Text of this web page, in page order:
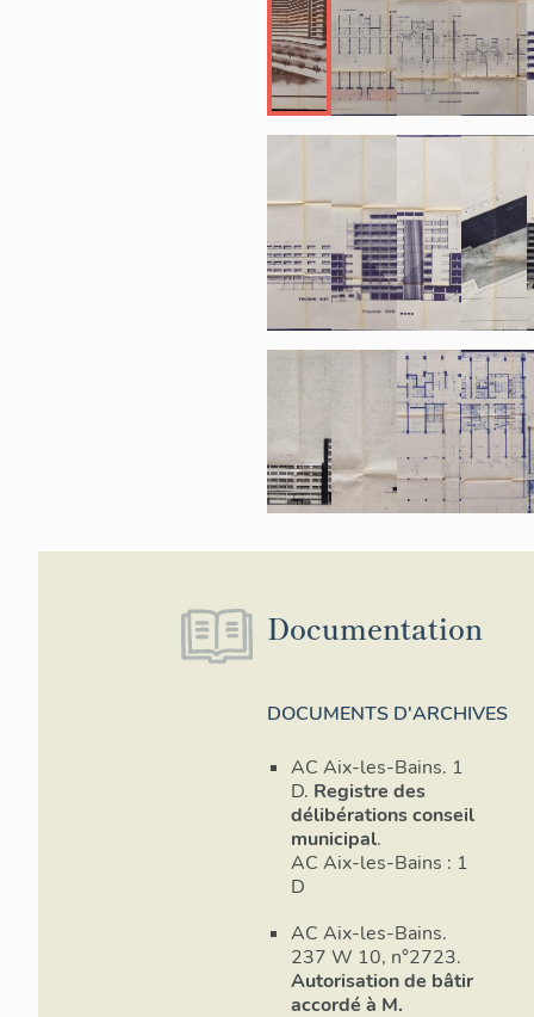
Documentation
DOCUMENTS D'ARCHIVES
AC Aix-les-Bains. 1
D. Registre des
délibérations conseil
municipal.
AC Aix-les-Bains : 1
D
AC Aix-les-Bains.
237 W 10, n°2723.
Autorisation de bâtir
accordé à M.